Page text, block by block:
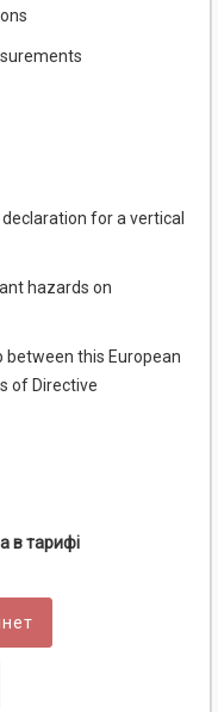
for a vertical
hazards on
this European
of Directive
в тарифі